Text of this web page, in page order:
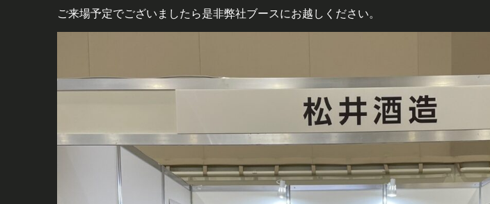
ご来場予定でございましたら是非弊社ブースにお越しください。